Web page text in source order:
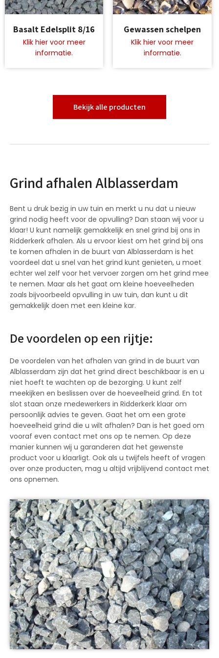
product
heeft
meerdere
Basalt Edelsplit 8/16
product
heeft
meerdere
kan
gekozen
Gewassen schelpen
Bekijk alle producten
Grind afhalen Alblasserdam
Bent u druk bezig in uw tuin en merkt u nu dat u nieuw
grind nodig heeft voor de opvulling? Dan staan wij voor u
klaar! U kunt namelijk gemakkelijk en snel grind bij ons in
Ridderkerk afhalen. Als u ervoor kiest om het grind bij ons
te komen afhalen in de buurt van Alblasserdam is het
voordeel dat u snel van het grind kunt genieten, u moet
echter wel zelf voor het vervoer zorgen om het grind mee
te nemen. Maar als het gaat om kleine hoeveelheden
zoals bijvoorbeeld opvulling in uw tuin, dan kunt u dit
gemakkelijk doen met een kleine kar.
De voordelen op een rijtje:
De voordelen van het afhalen van grind in de buurt van
Alblasserdam zijn dat het grind direct beschikbaar is en u
niet hoeft te wachten op de bezorging. U kunt zelf
meekijken en beslissen over de hoeveelheid grind. En tot
slot staan onze medewerkers in Ridderkerk klaar om
persoonlijk advies te geven. Gaat het om een grote
hoeveelheid grind die u wilt afhalen? Dan is het goed om
vooraf even contact met ons op te nemen. Op deze
manier kunnen wij u garanderen dat het gewenste
product voor u klaarligt. Ook als u twijfels heeft of vragen
over onze producten, mag u altijd vrijblijvend contact met
ons opnemen.